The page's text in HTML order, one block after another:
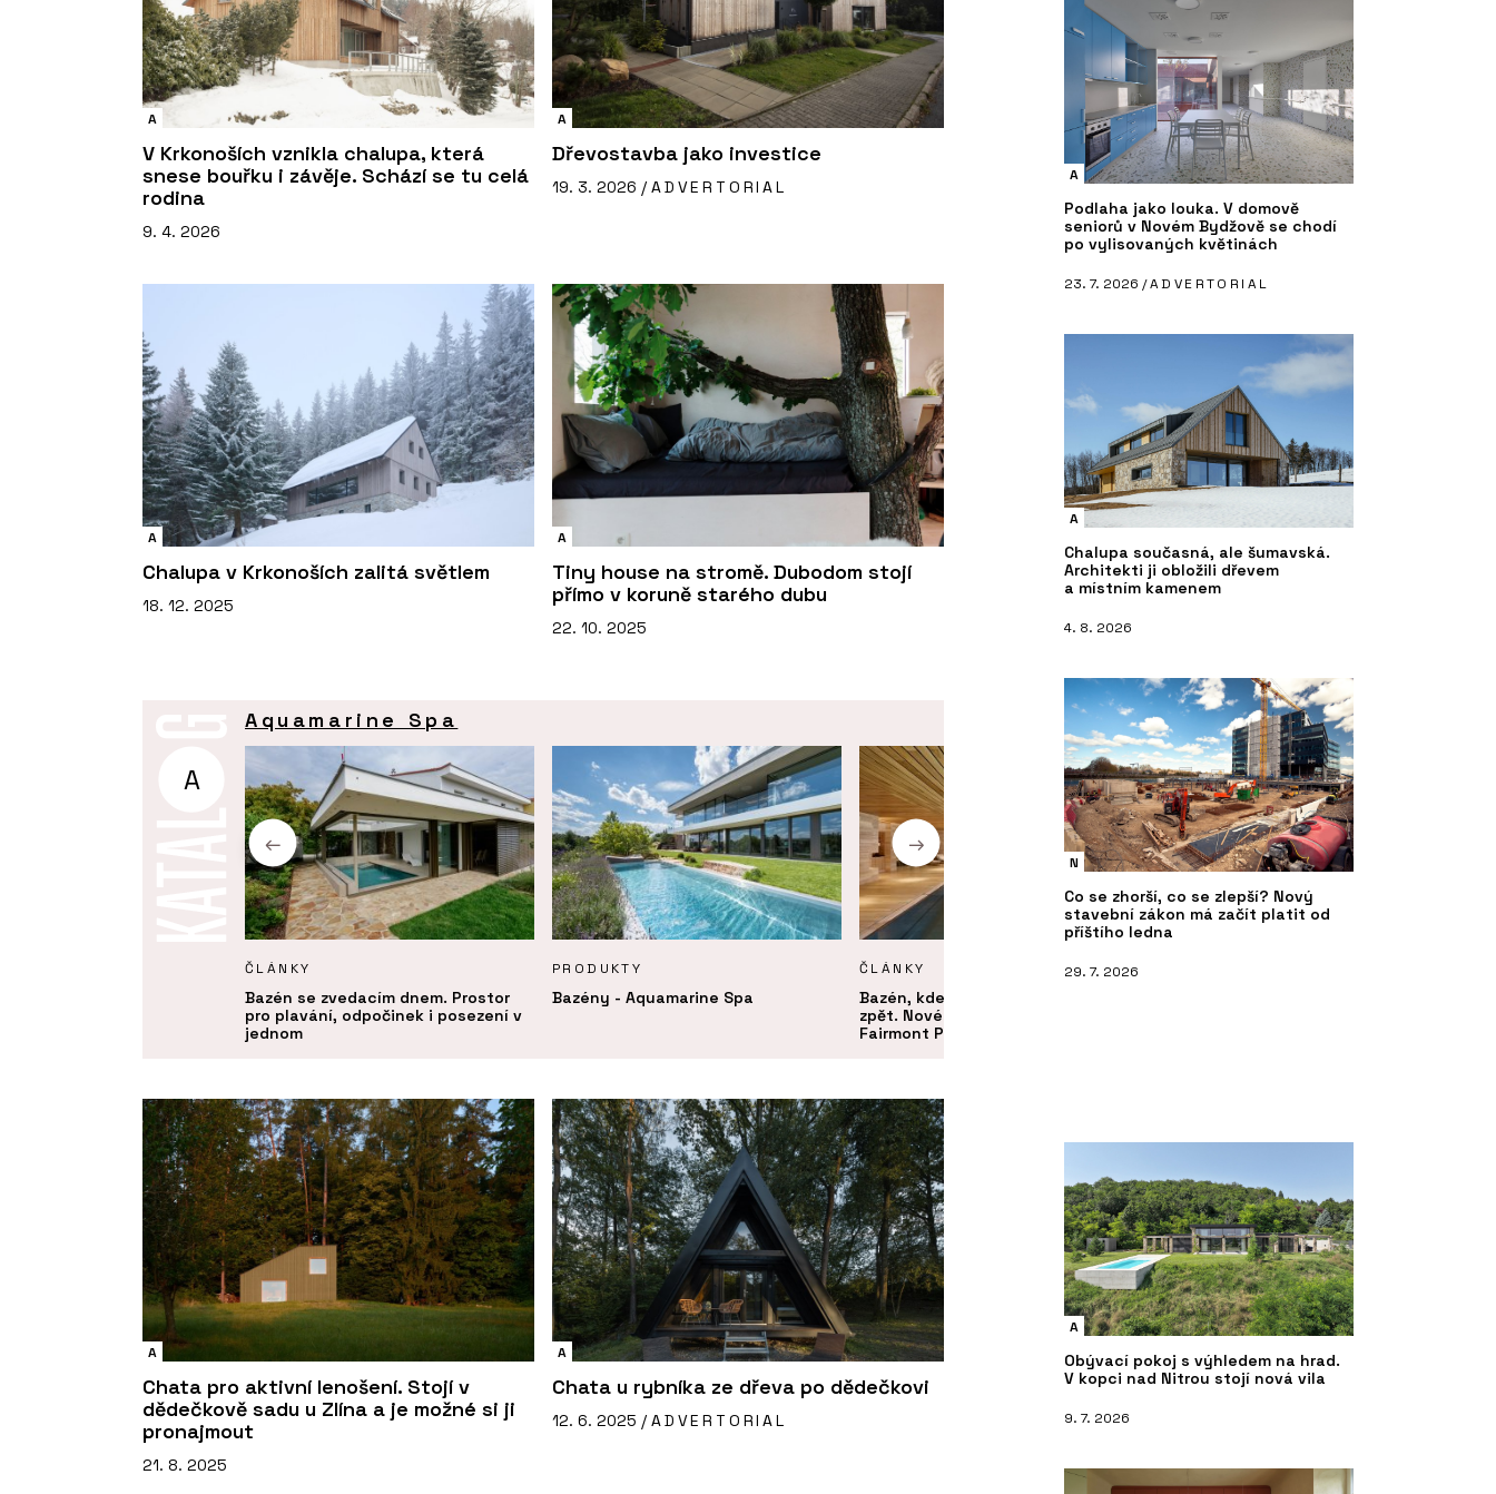
A
V Krkonoších vznikla chalupa, která
snese bouřku i závěje. Schází se tu celá
rodina
9. 4. 2026
A
Dřevostavba jako investice
19. 3. 2026 / ADVERTORIAL
A
Chalupa v Krkonoších zalitá světlem
18. 12. 2025
A
Tiny house na stromě. Dubodom stojí
přímo v koruně starého dubu
22. 10. 2025
A
Aquamarine Spa
ČLÁNKY
Bazén se zvedacím dnem. Prostor
pro plavání, odpočinek i posezení v
jednom
PRODUKTY
Bazény - Aquamarine Spa
ČLÁNKY
Bazén, kde plavete do zahrady a
zpět. Nové lázně v hotelu Golden
Fairmont Prague
A
Chata pro aktivní lenošení. Stojí v
dědečkově sadu u Zlína a je možné si ji
pronajmout
21. 8. 2025
A
Chata u rybníka ze dřeva po dědečkovi
12. 6. 2025 / ADVERTORIAL
A
Podlaha jako louka. V domově
seniorů v Novém Bydžově se chodí
po vylisovaných květinách
23. 7. 2026 /ADVERTORIAL
A
Chalupa současná, ale šumavská.
Architekti ji obložili dřevem
a místním kamenem
4. 8. 2026
N
Co se zhorší, co se zlepší? Nový
stavební zákon má začít platit od
příštího ledna
29. 7. 2026
A
Obývací pokoj s výhledem na hrad.
V kopci nad Nitrou stojí nová vila
9. 7. 2026